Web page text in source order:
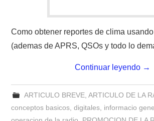
WAVELOG
Como obtener reportes de clima
(ademas de APRS, QSOs y todo lo
Continuar leyendo →
ARTICULO BREVE, ARTICULO DE LA
conceptos basicos,digitales, informacio